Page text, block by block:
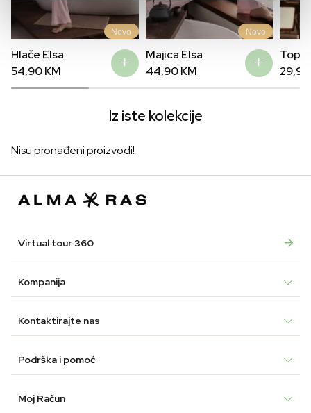
Novo
Hlače Elsa
54,90KM
Novo
Majica Elsa
44,90KM
Top
Iz iste kolekcije
Nisu pronađeni proizvodi!
Virtual tour 360
Kompanija
Kontaktirajte nas
Podrška i pomoć
Moj Račun